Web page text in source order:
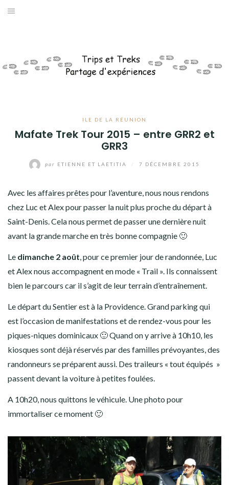
Aller
ILE DE LA RÉUNION
Mafate Trek Tour 2015 – entre GRR2 et
GRR3
par ETIENNE ET LAETITIA 7 DÉCEMBRE 2015
Avec les affaires prêtes pour l’aventure, nous nous rendons
chez Luc et Alex pour passer la nuit plus proche du départ à
Saint-Denis. Cela nous permet de passer une dernière nuit
avant la grande marche en très bonne compagnie 🙂
Le dimanche 2 août, pour ce premier jour de randonnée, Luc
et Alex nous accompagnent en mode « Trail ». Ils connaissent
bien le parcours car il s’agit de leur terrain d’entraînement.
Le départ du Sentier est à la Providence. Grand parking qui
est l’occasion de manifestations et de rendez-vous pour les
piques-niques dominicaux 🙂 Quand on y arrive à 10h10, les
kiosques sont déjà réservés par des familles prévoyantes, des
randonneurs se préparent aussi. Des traileurs « tout équipés »
passent devant la voiture à petites foulées.
A 10h20, nous quittons le véhicule. Une photo pour
immortaliser ce moment 🙂
ASIE
QUI SOMMES-NOUS ?
ANCIEN SITE